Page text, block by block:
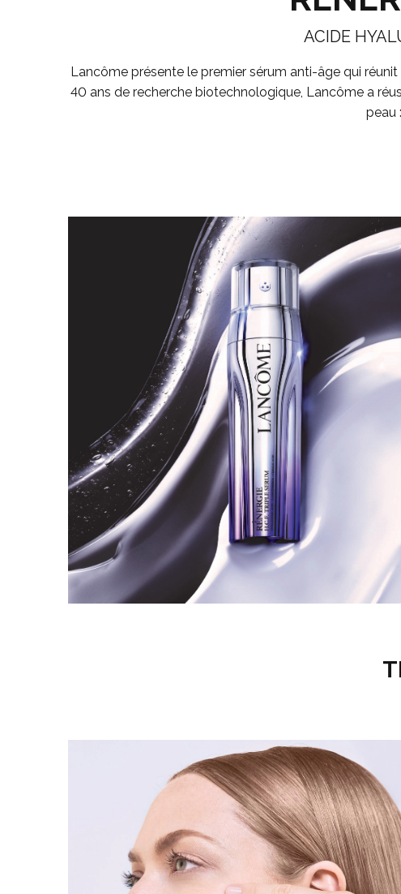
ACIDE
Lancôme présente le premier sérum anti-âge qui
40 ans de recherche biotechnologique, Lancôme a
peau :